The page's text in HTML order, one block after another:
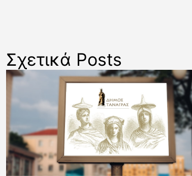
Σχετικά Posts